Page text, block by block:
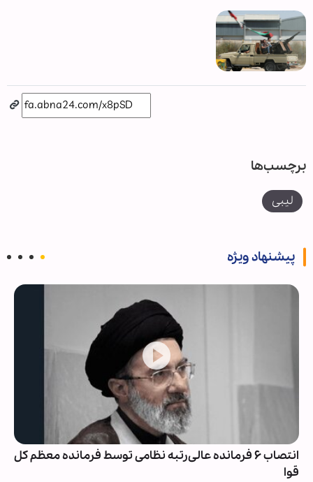
برچسب‌ها
لیبی
پیشنهاد ویژه
انتصاب ۶ فرمانده عالی‌رتبه نظامی توسط فرمانده معظم کل
قوا